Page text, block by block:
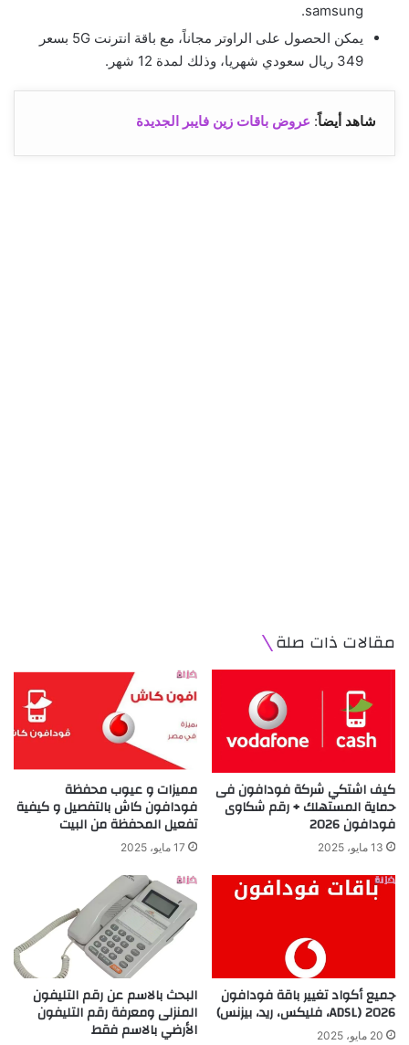
samsung.
يمكن الحصول على الراوتر مجاناً، مع باقة انترنت 5G بسعر
349 ريال سعودي شهريا، وذلك لمدة 12 شهر.
شاهد أيضاً: عروض باقات زين فايبر الجديدة
مقالات ذات صلة
كيف اشتكي شركة فودافون فى
حماية المستهلك + رقم شكاوى
فودافون 2026
13 مايو، 2025
مميزات و عيوب محفظة
فودافون كاش بالتفصيل و كيفية
تفعيل المحفظة من البيت
17 مايو، 2025
جميع أكواد تغيير باقة فودافون
2026 (ADSL، فليكس، ريد، بيزنس)
20 مايو، 2025
البحث بالاسم عن رقم التليفون
المنزلى ومعرفة رقم التليفون
الأرضي بالاسم فقط